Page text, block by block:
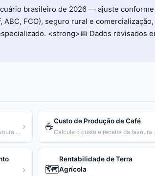
brasileiro de 2026 — ajuste conforme
FCO), seguro rural e comercialização,
<strong>📅 Dados revisados
Calcule a receita e lucro da lavoura de milho
› ☕Custo de Produção de Café
Calcule
› 🗺️
Rentabilidade de Terra
Agrícola